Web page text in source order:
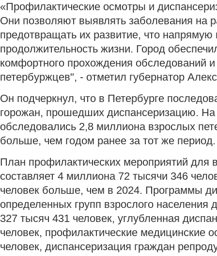
«Профилактические осмотры и
Они позволяют выявлять заболевания на
предотвращать их развитие, что напрямую
продолжительность жизни. Город
комфортного прохождения обследований
петербуржцев", - отметил губернатор
Он подчеркнул, что в Петербурге
горожан, прошедших диспансеризацию.
обследовались 2,8 миллиона взрослых
больше, чем годом ранее за тот же период.
План профилактических мероприятий для
составляет 4 миллиона 72 тысячи 346
человек больше, чем в 2024. Программы
определенных групп взрослого
327 тысяч 431 человек, углубленная
человек, профилактические медицинские
человек, диспансеризация граждан